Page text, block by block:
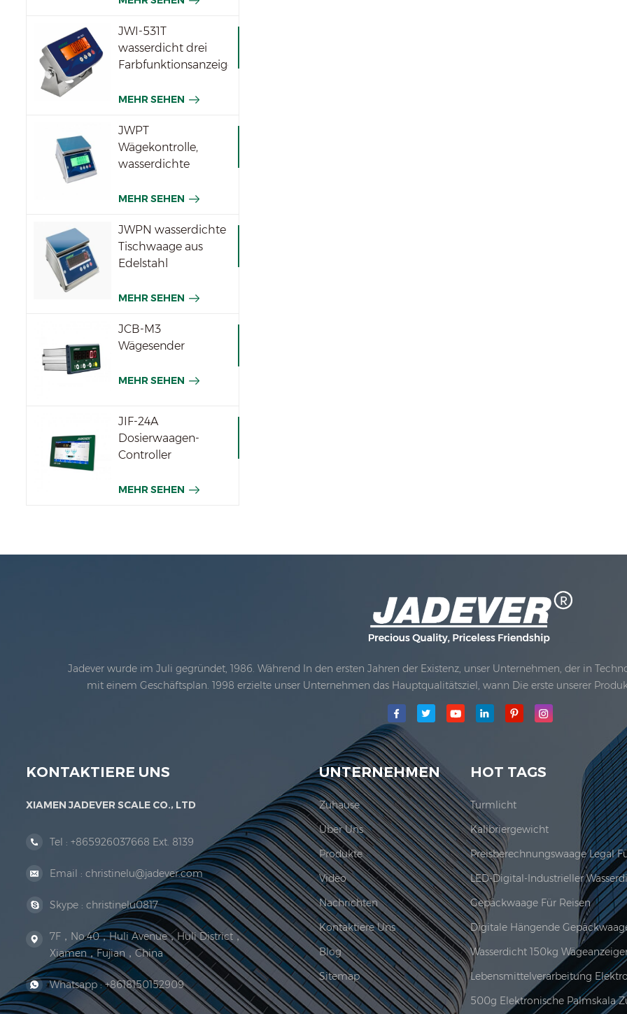
JWI-531T
wasserdicht drei
Farbfunktionsanzeigen
MEHR SEHEN
JWPT
Wägekontrolle,
wasserdichte
Industrie
MEHR SEHEN
JWPN wasserdichte
Tischwaage aus
Edelstahl
MEHR SEHEN
JCB-M3
Wägesender
MEHR SEHEN
JIF-24A
Dosierwaagen-
Controller
MEHR SEHEN
Jadever wurde im Juli gegründet, 1986. Während In den ersten Jahren der Existenz, unser Unternehmen, der in
mit einem Geschäftsplan. 1998 erzielte unser Unternehmen das Hauptqualitätsziel, wann Die erste unserer
Organisation der Rechtsorganisation. 1999 Xiamen Jadever Skala Co., Ltd.war etabliert; Der
Jadever erwor...
KONTAKTIERE UNS
XIAMEN JADEVER SCALE CO., LTD
Tel : +865926037668 Ext. 8139
Email : christinelu@jadever.com
Skype : christinelu0817
7F，No.40，Huli Avenue，Huli District，
Xiamen，Fujian，China
Whatsapp :+8618150152909
UNTERNEHMEN
Zuhause
Über Uns
Produkte
Video
Nachrichten
Kontaktiere Uns
Blog
Sitemap
HOT TAGS
Turmlicht
Kalibriergewicht
Gepäckwaage Für Reisen
Digitale Hängende
Wasserdicht 150kg